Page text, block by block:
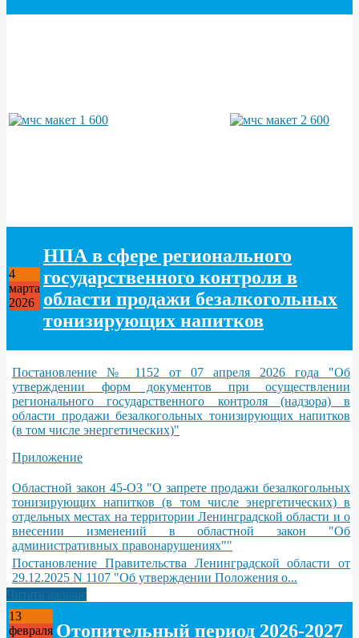
4
марта
2026
НПА в сфере регионального
государственного контроля в
области продажи безалкогольных
тонизирующих напитков
Постановление № 1152 от 07 апреля 2026 года "Об
утверждении форм документов при осуществлении
регионального государственного контроля (надзора) в
области продажи безалкогольных тонизирующих напитков
(в том числе энергетических)"
Приложение
Областной закон 45-ОЗ "О запрете продажи безалкогольных
тонизирующих напитков (в том числе энергетических) в
отдельных местах на территории Ленинградской области и о
внесении изменений в областной закон "Об
административных правонарушениях""
Постановление Правительства Ленинградской области от
29.12.2025 N 1107 "Об утверждении Положения о...
Читать дальше
13
февраля Отопительный период 2026-2027